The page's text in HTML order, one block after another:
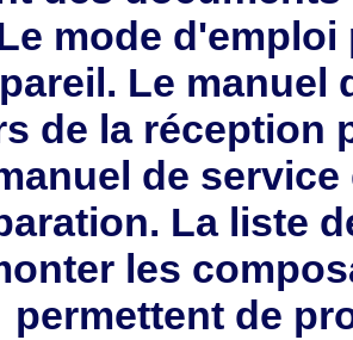
mode
Le
de la réception
de
La liste
les
permettent de